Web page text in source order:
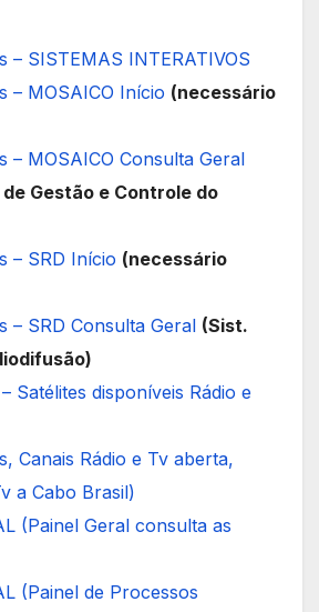
– SISTEMAS INTERATIVOS
– MOSAICO Início (necessário
– MOSAICO Consulta Geral
Gestão e Controle do
– SRD Início (necessário
– SRD Consulta Geral (Sist.
Satélites disponíveis Rádio e
Canais Rádio e Tv aberta,
a Cabo Brasil)
(Painel Geral consulta as
(Painel de Processos